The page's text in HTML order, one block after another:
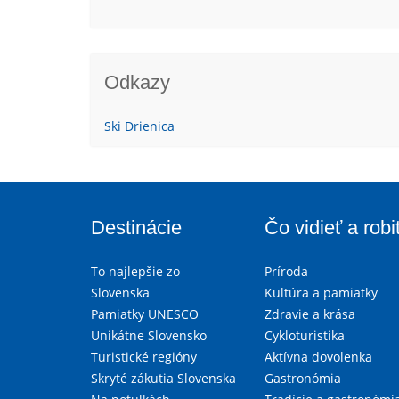
Odkazy
Ski Drienica
Destinácie
To najlepšie zo
Slovenska
Pamiatky UNESCO
Unikátne Slovensko
Turistické regióny
Skryté zákutia Slovenska
Čo vidieť a
Príroda
Kultúra a pamiatky
Zdravie a krása
Cykloturistika
Aktívna dovolenka
Gastronómia